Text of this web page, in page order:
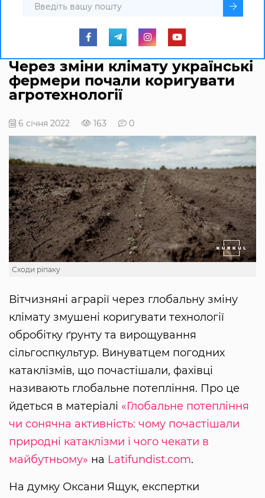
Через зміни клімату українські
фермери почали коригувати
агротехнології
6 січня 2022 163 0
Сходи ріпаку
Вітчизняні аграрії через глобальну зміну
клімату змушені коригувати технології
обробітку ґрунту та вирощування
сільгоспкультур. Винуватцем погодних
катаклізмів, що почастішали, фахівці
називають глобальне потепління. Про це
йдеться в матеріалі «Глобальне потепління
чи сонячна активність: чому почастішали
природні катаклізми і чого чекати в
майбутньому» на Latifundist.com.
На думку Оксани Ящук, експертки